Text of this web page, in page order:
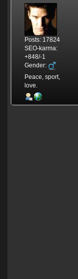
Posts: 17824
SEO-karma:
+848/-1
Gender:
Peace, sport,
love.